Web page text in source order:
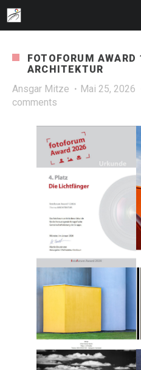
FOTOFORUM
ARCHITEKTUR
Ansgar Mitze
Mai 25, 2026
comments